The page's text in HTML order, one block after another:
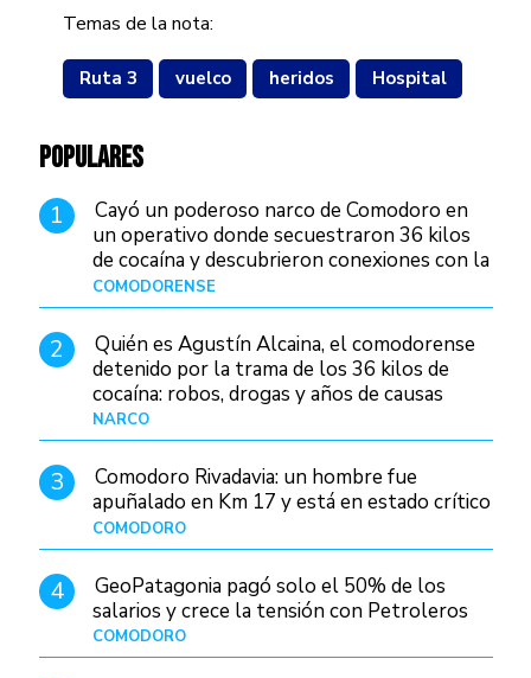
Temas de la nota:
Ruta 3 vuelco heridos Hospital
POPULARES
1
Cayó un poderoso narco de Comodoro en
un operativo donde secuestraron 36 kilos
de cocaína y descubrieron conexiones con la
Patagonia
COMODORENSE
2
Quién es Agustín Alcaina, el comodorense
detenido por la trama de los 36 kilos de
cocaína: robos, drogas y años de causas
judiciales
NARCO
3
Comodoro Rivadavia: un hombre fue
apuñalado en Km 17 y está en estado crítico
COMODORO
4
GeoPatagonia pagó solo el 50% de los
salarios y crece la tensión con Petroleros
COMODORO